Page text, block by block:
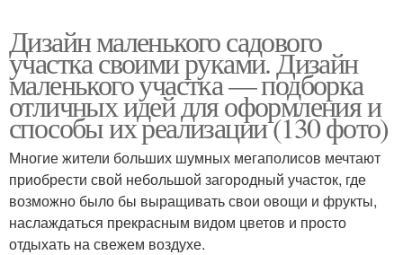
Дизайн маленького садового
участка своими руками. Дизайн
маленького участка — подборка
отличных идей для оформления и
способы их реализации (130 фото)
Многие жители больших шумных мегаполисов мечтают
приобрести свой небольшой загородный участок, где
возможно было бы выращивать свои овощи и фрукты,
наслаждаться прекрасным видом цветов и просто
отдыхать на свежем воздухе.